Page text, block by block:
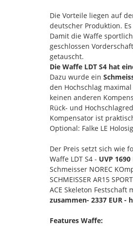
Die Vorteile liegen auf
deutscher Produktion.
Damit die Waffe
geschlossen
getauscht.
Die Waffe LDT S4 hat
Dazu wurde ein
den Hochschlag
keinen anderen
Rück- und
Kompensator ist
Optional: Falke LE
Der Preis setzt sich wie
Waffe LDT S4 - UVP 1690
Schmeisser NOREC
SCHMEISSER AR15
ACE Skeleton Festschaft
zusammen- 2337 EUR -
Features Waffe: